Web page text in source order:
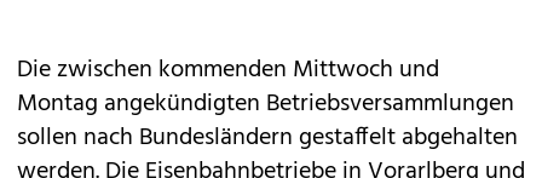
Die zwischen kommenden Mittwoch und
Montag angekündigten Betriebsversammlungen
sollen nach Bundesländern gestaffelt abgehalten